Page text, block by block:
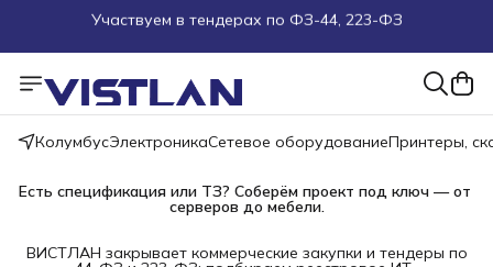
Пуско-наладочные работы
Пришлите запрос на e-mail или в чат
Более 100 000 позиций в наличии и под заказ
КолумбусЭлектроникаСетевое оборудованиеПринтеры,
Есть спецификация или ТЗ? Соберём проект под ключ — от
серверов до мебели.
ВИСТЛАН закрывает коммерческие закупки и тендеры по